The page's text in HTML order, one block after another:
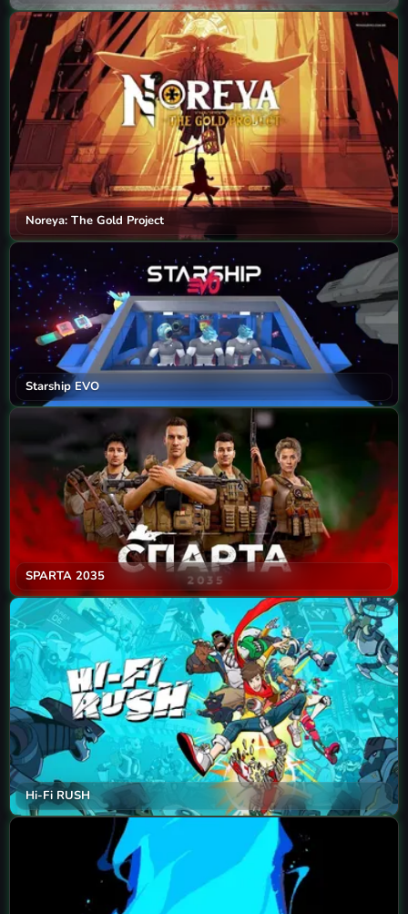
Noreya: The Gold Project
Starship EVO
SPARTA 2035
Hi-Fi RUSH